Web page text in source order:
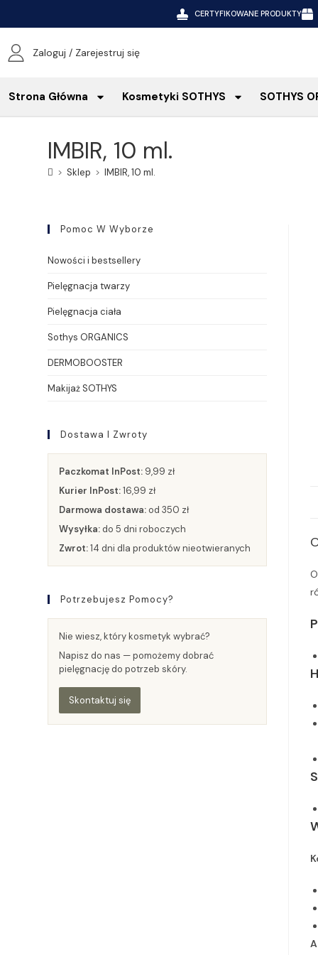
CERTYFIKOWANE PRODUKTY
Zaloguj / Zarejestruj się
Strona Główna Kosmetyki SOTHYS SOTHYS
IMBIR, 10 ml.
> Sklep > IMBIR, 10 ml.
Pomoc W Wyborze
Nowości i bestsellery
Pielęgnacja twarzy
Pielęgnacja ciała
Sothys ORGANICS
DERMOBOOSTER
Makijaż SOTHYS
Dostawa I Zwroty
Paczkomat InPost: 9,99 zł
Kurier InPost:16,99 zł
Darmowa dostawa:od 350 zł
Wysyłka:do 5 dni roboczych
Zwrot:14 dni dla produktów nieotwieranych
Potrzebujesz Pomocy?
Nie wiesz, który kosmetyk wybrać?
Napisz do nas — pomożemy dobrać
pielęgnację do potrzeb skóry.
Skontaktuj się